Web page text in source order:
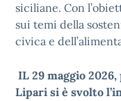
siciliane. Con
sui temi della
civica e
IL 29 maggio
Lipari si è svolto